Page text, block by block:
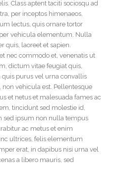
Class aptent taciti sociosqu ad
per inceptos himenaeos.
lectus, quis ornare tortor
vehicula elementum. Nulla
quis, laoreet et sapien.
nec commodo et, venenatis ut
dictum vitae feugiat quis,
quis purus vel urna convallis
vehicula est. Pellentesque
et netus et malesuada fames ac
tincidunt sed molestie id,
sed ipsum non nulla tempus
ac metus et enim
ultrices, felis elementum
erat, in dapibus nisi urna vel
a libero mauris, sed